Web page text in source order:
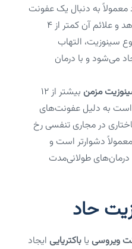
به دنبال یک عفونت
ویروسی یا باکتریایی رخ می‌دهد و علائم آن کمتر از ۴
سینوزیت، التهاب
می‌شود و با درمان
مزمن
بیشتر از ۱۲
به دلیل عفونت‌های
در مجاری تنفسی رخ
دشوارتر است و
درمان‌های طولانی‌مدت
حاد
ویروسی یا باکتریایی ایجاد